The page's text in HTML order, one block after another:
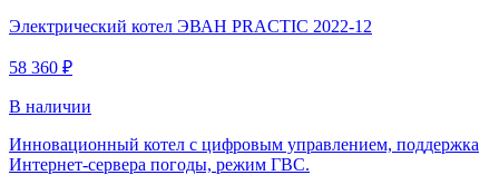
Электрический котел ЭВАН PRACTIC 2022-12
58 360 ₽
В наличии
Инновационный котел с цифровым управлением, поддержка
Интернет-сервера погоды, режим ГВС.